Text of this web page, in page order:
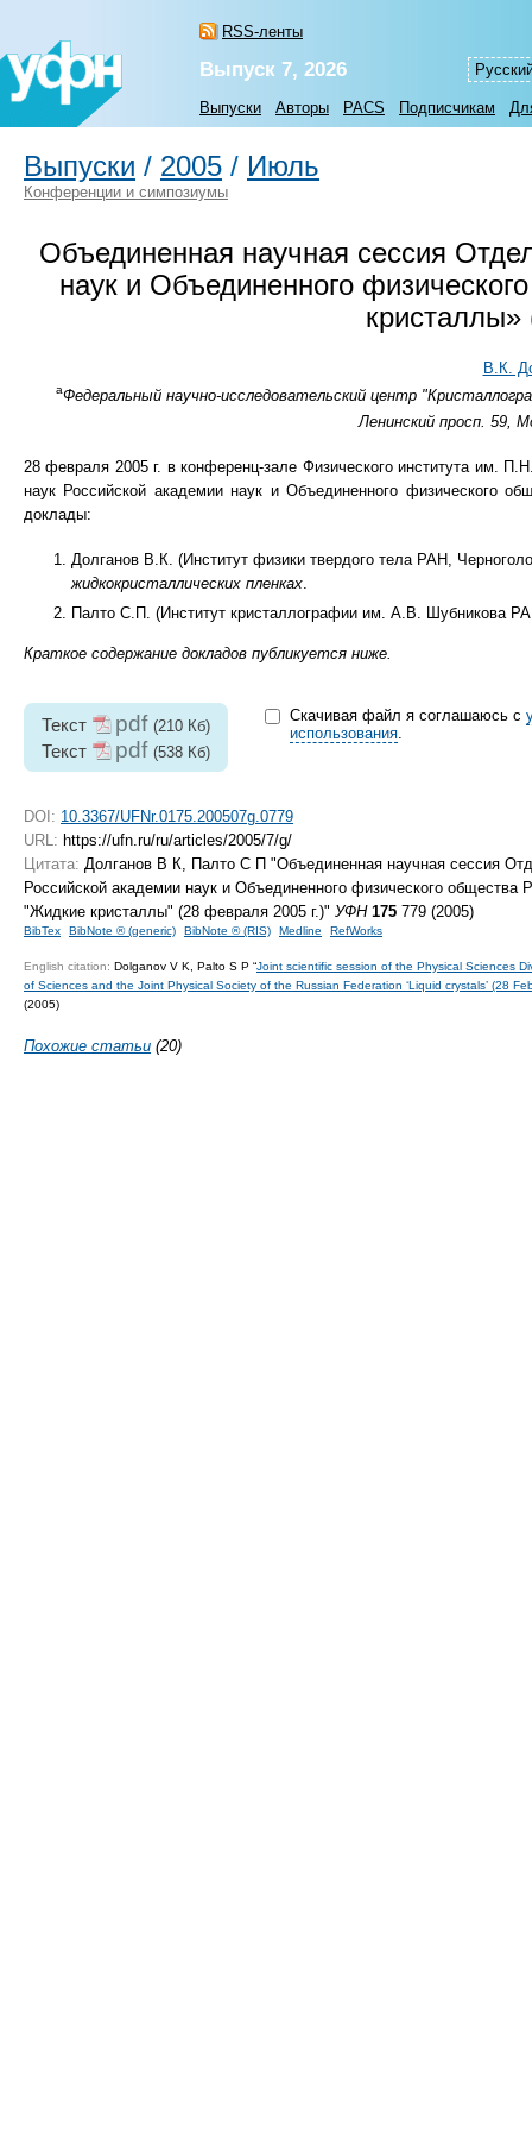
RSS-ленты
Выпуск 7, 2026
Выпуски Авторы PACS Подписчикам
Выпуски / 2005 / Июль
Конференции и симпозиумы
Объединенная научная сессия
наук и Объединенного
кристаллы»
В.К.
аФедеральный научно-исследовательский центр
Ленинский просп. 59,
28 февраля 2005 г. в конференц-зале Физического института им.
наук Российской академии наук и Объединенного физического
доклады:
Долганов В.К. (Институт физики твердого тела РАН,
жидкокристаллических пленках.
Палто С.П. (Институт кристаллографии им. А.В. Шубникова
Краткое содержание докладов публикуется ниже.
Текст pdf (210 Кб)
Текст pdf (538 Кб)
Скачивая файл я соглашаюсь с
использования.
DOI: 10.3367/UFNr.0175.200507g.0779
URL: https://ufn.ru/ru/articles/2005/7/g/
Цитата: Долганов В К, Палто С П "Объединенная научная сессия
Российской академии наук и Объединенного физического общества
"Жидкие кристаллы" (28 февраля 2005 г.)" УФН 175 779 (2005)
BibTex BibNote ® (generic) BibNote ® (RIS) Medline RefWorks
English citation: Dolganov V K, Palto S P “Joint scientific session of the Physical Sciences
of Sciences and the Joint Physical Society of the Russian Federation ‘Liquid crystals’ (28
(2005)
Похожие статьи (20)